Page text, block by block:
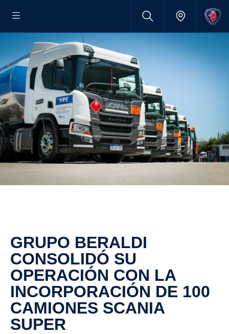
GRUPO BERALDI
CONSOLIDÓ SU
OPERACIÓN CON LA
INCORPORACIÓN DE 100
CAMIONES SCANIA
SUPER